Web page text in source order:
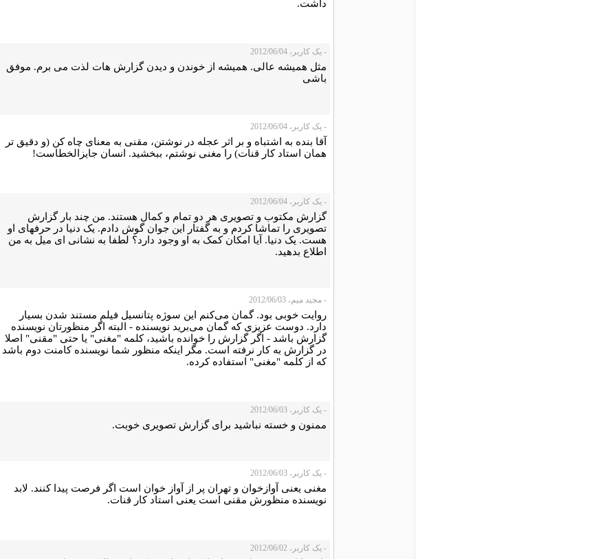
داشت.
- یک کاربر، 2012/06/04
مثل همیشه عالی. همیشه از خوندن و دیدن گزارش هات لذت می برم. موفق
باشی
- یک کاربر، 2012/06/04
آقا بنده به اشتباه و بر اثر عجله در نوشتن، مقنی به معنای چاه کن (و دقیق تر
همان استاد کار قنات) را مغنی نوشتم، ببخشید. انسان جایزالخطاست!
- یک کاربر، 2012/06/04
گزارش مکتوب و تصویری هر دو تمام و کمال هستند. من چند بار گزارش
تصویری را تماشا کردم و به گفتار این جوان گوش دادم. یک دنیا در حرفهای او
هست. یک دنیا. آیا امکان کمک به او وجود دارد؟ لطفا به نشانی ای میل به من
اطلاع بدهید.
- مجید میم، 2012/06/03
روایت خوبی بود. گمان می‌کنم این سوژه پتانسیل فیلم مستند شدن بسیار
دارد. دوست عزیزی که گمان می‌برید نویسنده - البته اگر منظورتان نویسنده‌
گزارش باشد - اگر گزارش را خوانده باشید، کلمه "مغنی" یا حتی "مقنی" اصلا
در گزارش به کار نرفته است. مگر اینکه منظور شما نویسنده‌ کامنت دوم باشد
که از کلمه "مغنی" استفاده کرده.
- یک کاربر، 2012/06/03
ممنون و خسته نباشید برای گزارش تصویری خوبت.
- یک کاربر، 2012/06/03
مغنی یعنی آوازخوان و تهران پر از آواز خوان است اگر فرصت پیدا کنند. لابد
نویسنده منظورش مقنی است یعنی استاد کار قنات.
- یک کاربر، 2012/06/02